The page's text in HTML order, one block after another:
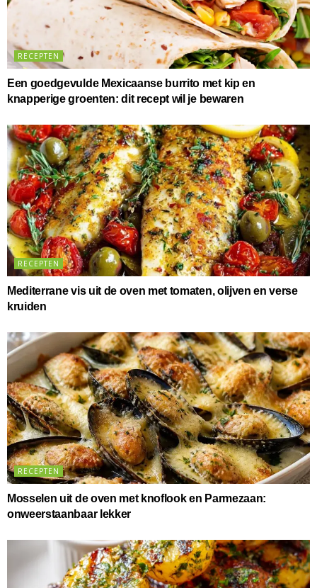
RECEPTEN
Een goedgevulde Mexicaanse burrito met kip en
knapperige groenten: dit recept wil je bewaren
RECEPTEN
Mediterrane vis uit de oven met tomaten, olijven en verse
kruiden
RECEPTEN
Mosselen uit de oven met knoflook en Parmezaan:
onweerstaanbaar lekker